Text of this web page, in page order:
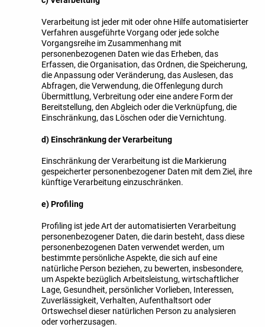
Verarbeitung ist jeder mit oder ohne Hilfe automatisierter
Verfahren ausgeführte Vorgang oder jede solche
Vorgangsreihe im Zusammenhang mit
personenbezogenen Daten wie das Erheben, das
Erfassen, die Organisation, das Ordnen, die Speicherung,
die Anpassung oder Veränderung, das Auslesen, das
Abfragen, die Verwendung, die Offenlegung durch
Übermittlung, Verbreitung oder eine andere Form der
Bereitstellung, den Abgleich oder die Verknüpfung, die
Einschränkung, das Löschen oder die Vernichtung.
d) Einschränkung der Verarbeitung
Einschränkung der Verarbeitung ist die Markierung
gespeicherter personenbezogener Daten mit dem Ziel, ihre
künftige Verarbeitung einzuschränken.
e) Profiling
Profiling ist jede Art der automatisierten Verarbeitung
personenbezogener Daten, die darin besteht, dass diese
personenbezogenen Daten verwendet werden, um
bestimmte persönliche Aspekte, die sich auf eine
natürliche Person beziehen, zu bewerten, insbesondere,
um Aspekte bezüglich Arbeitsleistung, wirtschaftlicher
Lage, Gesundheit, persönlicher Vorlieben, Interessen,
Zuverlässigkeit, Verhalten, Aufenthaltsort oder
Ortswechsel dieser natürlichen Person zu analysieren
oder vorherzusagen.